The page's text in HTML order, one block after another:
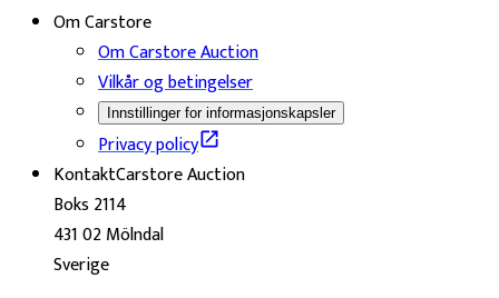
Om Carstore
Om Carstore Auction
Vilkår og betingelser
Innstillinger for informasjonskapsler
Privacy policy
KontaktCarstore Auction
Boks 2114
431 02 Mölndal
Sverige